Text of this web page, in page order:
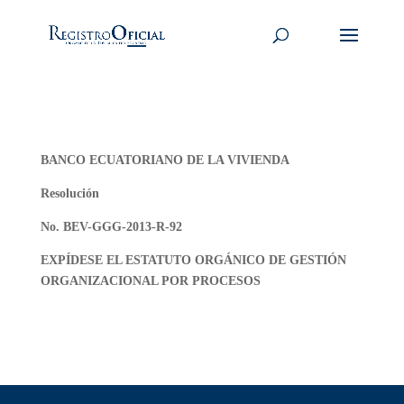
BANCO ECUATORIANO DE LA VIVIENDA
Resolución
No. BEV-GGG-2013-R-92
EXPÍDESE EL ESTATUTO ORGÁNICO DE GESTIÓN
ORGANIZACIONAL POR PROCESOS